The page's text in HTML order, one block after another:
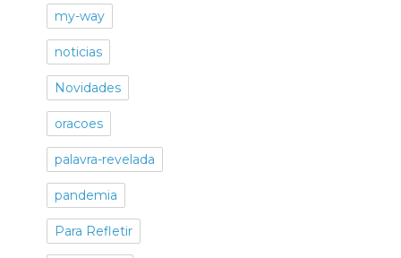
my-way
noticias
Novidades
oracoes
palavra-revelada
pandemia
Para Refletir